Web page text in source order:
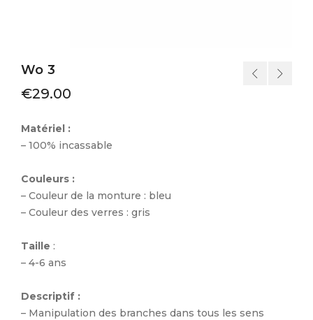
Wo 3
€29.00
Matériel :
– 100% incassable
Couleurs :
– Couleur de la monture : bleu
– Couleur des verres : gris
Taille :
– 4-6 ans
Descriptif :
– Manipulation des branches dans tous les sens